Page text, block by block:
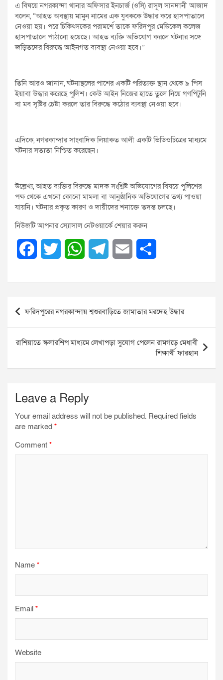
এ বিষয়ে নগরকান্দা থানার অফিসার ইনচার্জ (ওসি) রাসূল সানদানী আজাদ
বলেন, “আহত অবস্থায় মামুন নামের এক যুবককে উদ্ধার করে হাসপাতালে
নেওয়া হয়। পরে চিকিৎসকের পরামর্শে তাকে ফরিদপুর মেডিকেল কলেজ
হাসপাতালে পাঠানো হয়েছে। আহত ব্যক্তি অভিযোগ করলে ঘটনার সঙ্গে
জড়িতদের বিরুদ্ধে আইনগত ব্যবস্থা নেওয়া হবে।”
তিনি আরও জানান, ঘটনাস্থলের পাশের একটি পরিত্যক্ত স্থান থেকে ৯ পিস
ইয়াবা উদ্ধার করেছে পুলিশ। কেউ আইন নিজের হাতে তুলে নিয়ে গণপিটুনি
বা মব সৃষ্টির চেষ্টা করলে তার বিরুদ্ধে কঠোর ব্যবস্থা নেওয়া হবে।
এদিকে, নগরকান্দার সাংবাদিক লিয়াকত আলী একটি ভিডিওচিত্রের মাধ্যমে
ঘটনার সত্যতা নিশ্চিত করেছেন।
উল্লেখ্য, আহত ব্যক্তির বিরুদ্ধে মাদক সংশ্লিষ্ট অভিযোগের বিষয়ে পুলিশের
পক্ষ থেকে এখনো কোনো মামলা বা আনুষ্ঠানিক অভিযোগের তথ্য পাওয়া
যায়নি। ঘটনার প্রকৃত কারণ ও দায়ীদের শনাক্তে তদন্ত চলছে।
নিউজটি আপনার স্যোসাল নেটওয়ার্কে শেয়ার করুন
e
b
o
o
t
t
e
r
W
t
s
A
p
e
g
r
a
i
l
r
e
Post
navigation
ফরিদপুরের নগরকান্দায় শ্বশুরবাড়িতে জামাতার মরদেহ উদ্ধার
রাশিয়াতে স্কলারশিপ মাধ্যমে লেখাপড়া সুযোগ পেলেন রামগড়ে মেধাবী
শিক্ষার্থী ফারহান
Leave a Reply
Your email address will not be published. Required fields
are marked *
Comment *
Name *
Email *
Website